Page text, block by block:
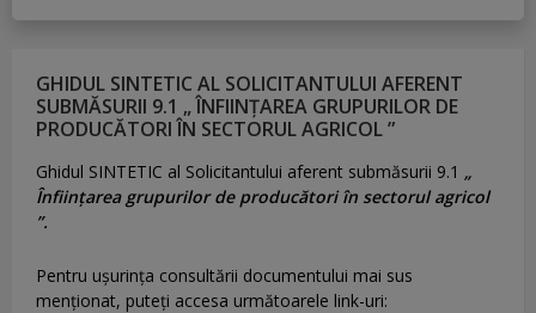
GHIDUL SINTETIC AL SOLICITANTULUI AFERENT
SUBMĂSURII 9.1 „ ÎNFIINȚAREA GRUPURILOR DE
PRODUCĂTORI ÎN SECTORUL AGRICOL ”
Ghidul SINTETIC al Solicitantului aferent submăsurii 9.1 „
Înființarea grupurilor de producători în sectorul agricol
”.
Pentru uşurinţa consultării documentului mai sus
menţionat, puteţi accesa următoarele link-uri: